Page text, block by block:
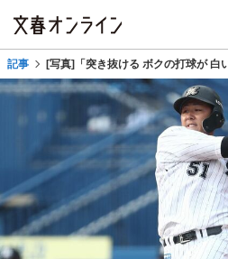
記事 [写真]「突き抜ける ボクの打球が 白